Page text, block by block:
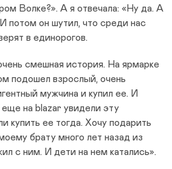
Волке?». А я отвечала: «Ну да. А
потом он шутил, что среди нас
в единорогов.
смешная история. На ярмарке
подошел взрослый, очень
мужчина и купил ее. И
на blazar увидели эту
купить ее тогда. Хочу подарить
брату много лет назад из
с ним. И дети на нем катались».